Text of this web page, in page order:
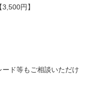
円】
ド等もご相談いただけ